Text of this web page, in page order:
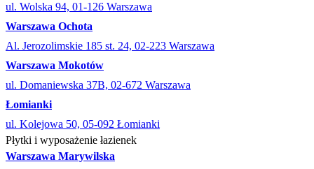
ul. Wolska 94, 01-126 Warszawa
Warszawa Ochota
Al. Jerozolimskie 185 st. 24, 02-223 Warszawa
Warszawa Mokotów
ul. Domaniewska 37B, 02-672 Warszawa
Łomianki
ul. Kolejowa 50, 05-092 Łomianki
Płytki i wyposażenie łazienek
Warszawa Marywilska